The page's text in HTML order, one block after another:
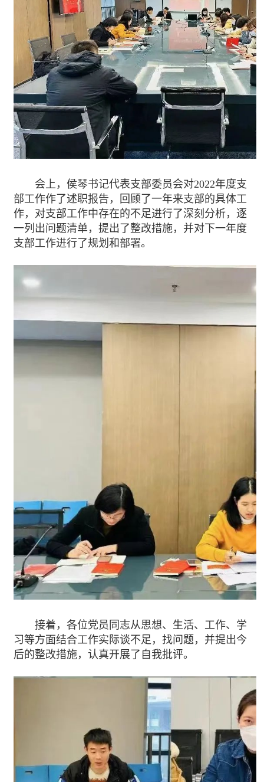
会上，侯琴书记代表支部委员会对2022年度支
部工作作了述职报告，回顾了一年来支部的具体工
作，对支部工作中存在的不足进行了深刻分析，逐
一列出问题清单，提出了整改措施，并对下一年度
支部工作进行了规划和部署。
接着，各位党员同志从思想、生活、工作、学
习等方面结合工作实际谈不足，找问题，并提出今
后的整改措施，认真开展了自我批评。